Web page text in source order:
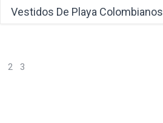
Vestidos De Playa Colombianos
2 3